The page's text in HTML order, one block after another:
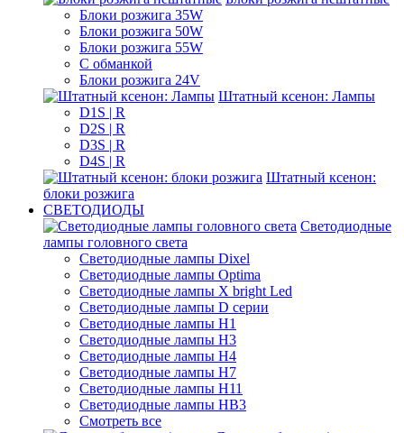
Блоки розжига 35W
Блоки розжига 50W
Блоки розжига 55W
С обманкой
Блоки розжига 24V
Штатный ксенон: Лампы
D1S | R
D2S | R
D3S | R
D4S | R
Штатный ксенон:
блоки розжига
СВЕТОДИОДЫ
Светодиодные
лампы головного света
Светодиодные лампы Dixel
Светодиодные лампы Optima
Светодиодные лампы X bright Led
Светодиодные лампы D серии
Светодиодные лампы H1
Светодиодные лампы H3
Светодиодные лампы H4
Светодиодные лампы H7
Светодиодные лампы H11
Светодиодные лампы HB3
Смотреть все